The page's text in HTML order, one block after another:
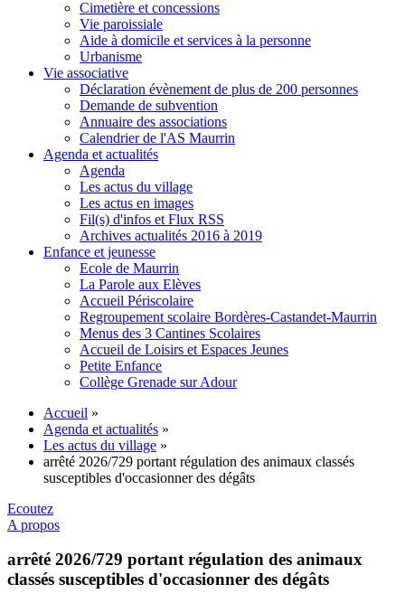
Cimetière et concessions
Vie paroissiale
Aide à domicile et services à la personne
Urbanisme
Vie associative
Déclaration évènement de plus de 200 personnes
Demande de subvention
Annuaire des associations
Calendrier de l'AS Maurrin
Agenda et actualités
Agenda
Les actus du village
Les actus en images
Fil(s) d'infos et Flux RSS
Archives actualités 2016 à 2019
Enfance et jeunesse
Ecole de Maurrin
La Parole aux Elèves
Accueil Périscolaire
Regroupement scolaire Bordères-Castandet-Maurrin
Menus des 3 Cantines Scolaires
Accueil de Loisirs et Espaces Jeunes
Petite Enfance
Collège Grenade sur Adour
Accueil »
Agenda et actualités »
Les actus du village »
arrêté 2026/729 portant régulation des animaux classés
susceptibles d'occasionner des dégâts
Ecoutez
A propos
arrêté 2026/729 portant régulation des animaux
classés susceptibles d'occasionner des dégâts